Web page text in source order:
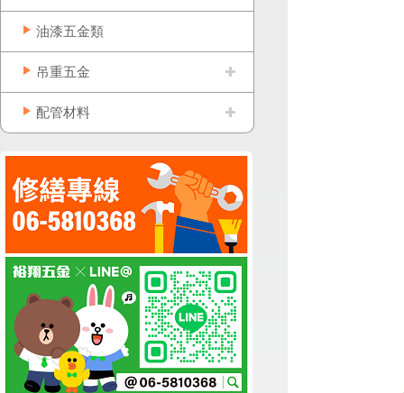
油漆五金類
吊重五金
配管材料